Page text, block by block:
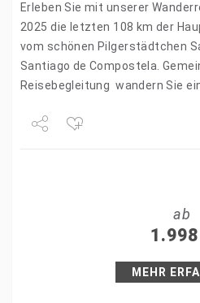
Erleben Sie mit unserer
2025 die letzten 108 km der
vom schönen Pilgerstädtchen
Santiago de Compostela.
Reisebegleitung wandern Sie
ab
1.998
MEHR